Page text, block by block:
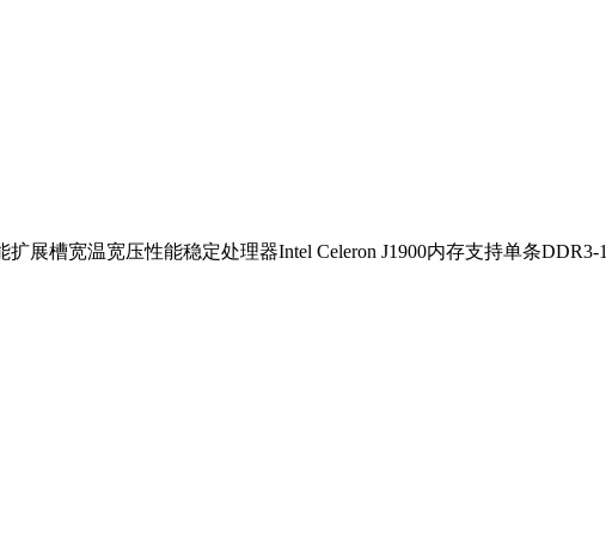
展槽宽温宽压性能稳定处理器Intel Celeron J1900内存支持单条DDR3-